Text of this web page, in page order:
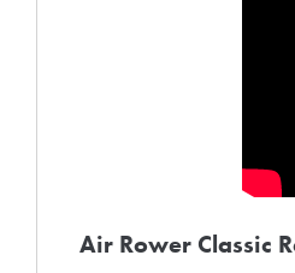
Air Rower Classic